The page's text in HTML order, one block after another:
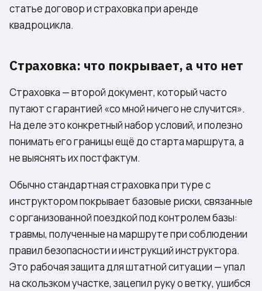
статьедоговор и страховка при аренде
квадроцикла.
Страховка: что покрывает, а что нет
Страховка — второй документ, который часто
путают с гарантией «со мной ничего не случится».
На деле это конкретный набор условий, и полезно
понимать его границы ещё до старта маршрута, а
не выяснять их постфактум.
Обычно стандартная страховка при туре с
инструктором покрывает базовые риски, связанные
с организованной поездкой под контролем базы:
травмы, полученные на маршруте при соблюдении
правил безопасности и инструкций инструктора.
Это рабочая защита для штатной ситуации — упал
на скользком участке, зацепил руку о ветку, ушибся